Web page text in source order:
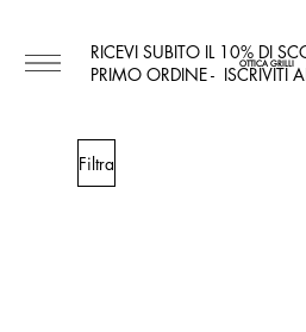
RICEVI SUBITO IL 10% DI
PRIMO ORDINE - ISCRIVITI
OTTICA GRILLI
Filtra